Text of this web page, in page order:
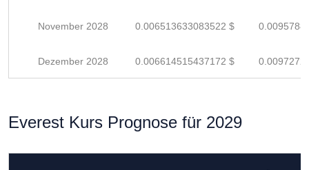
November 2028 0.006513633083522 $
Dezember 2028 0.006614515437172 $
Everest Kurs Prognose für 2029